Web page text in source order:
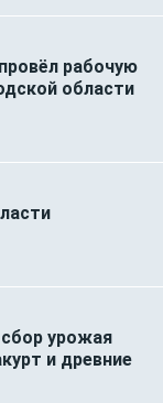
рабочую
области
урожая
и древние